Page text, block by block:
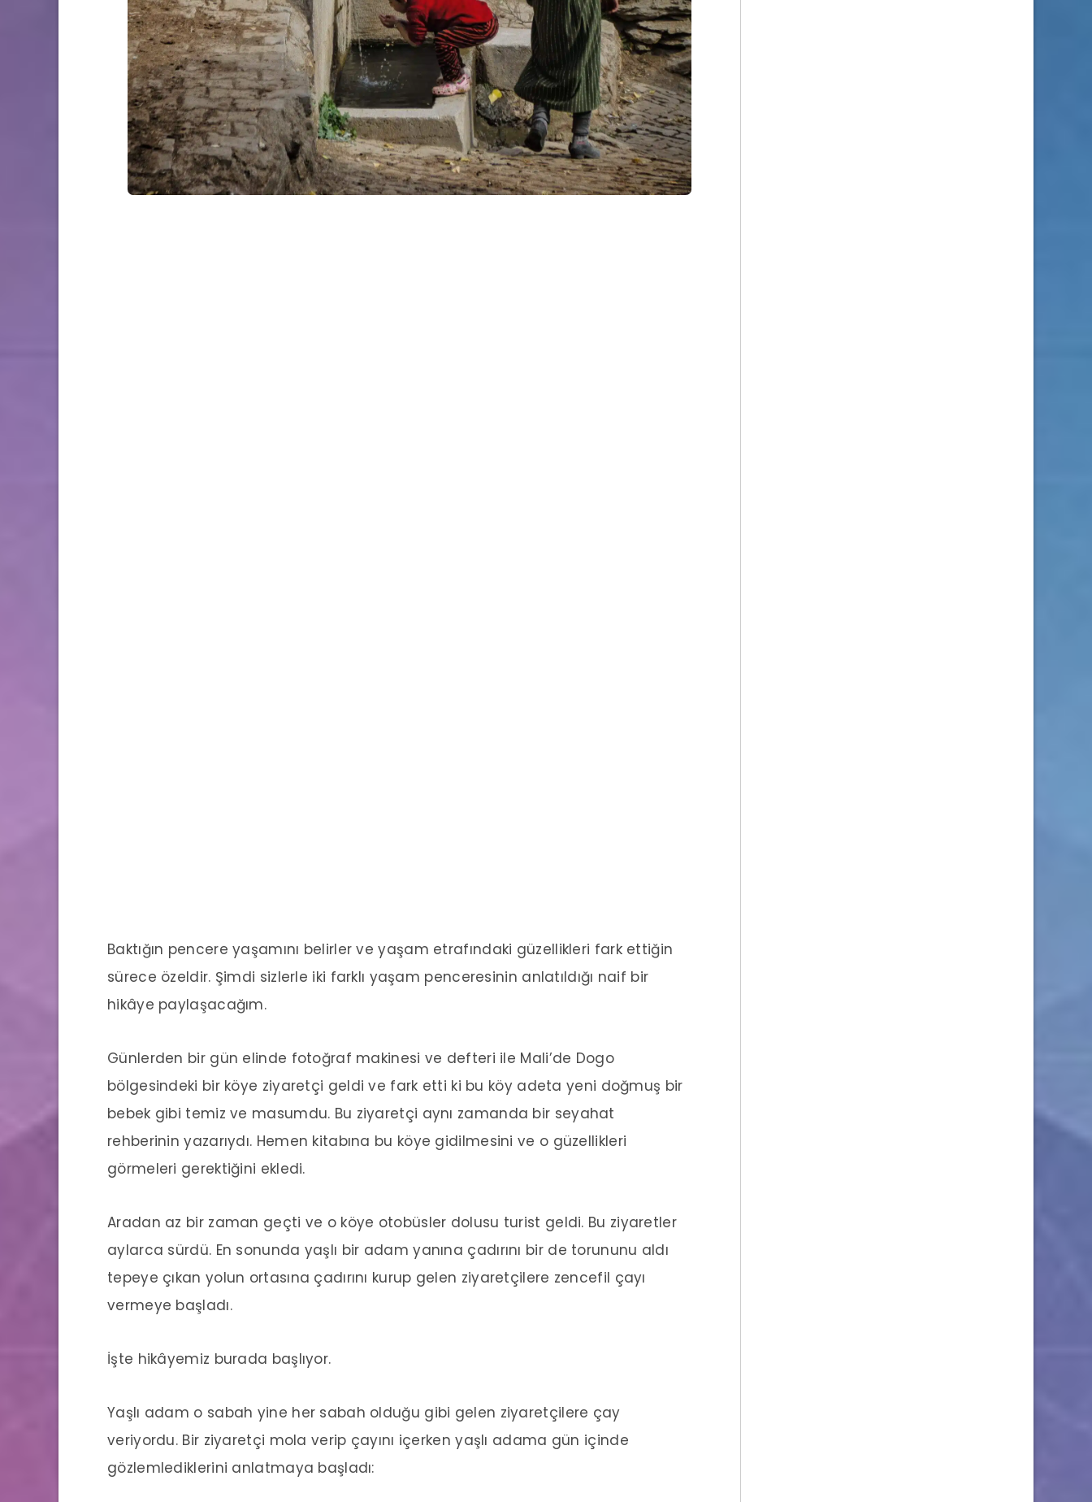
Baktığın pencere yaşamını belirler ve yaşam etrafındaki güzellikleri fark ettiğin
sürece özeldir. Şimdi sizlerle iki farklı yaşam penceresinin anlatıldığı naif bir
hikâye paylaşacağım.
Günlerden bir gün elinde fotoğraf makinesi ve defteri ile Mali’de Dogo
bölgesindeki bir köye ziyaretçi geldi ve fark etti ki bu köy adeta yeni doğmuş bir
bebek gibi temiz ve masumdu. Bu ziyaretçi aynı zamanda bir seyahat
rehberinin yazarıydı. Hemen kitabına bu köye gidilmesini ve o güzellikleri
görmeleri gerektiğini ekledi.
Aradan az bir zaman geçti ve o köye otobüsler dolusu turist geldi. Bu ziyaretler
aylarca sürdü. En sonunda yaşlı bir adam yanına çadırını bir de torununu aldı
tepeye çıkan yolun ortasına çadırını kurup gelen ziyaretçilere zencefil çayı
vermeye başladı.
İşte hikâyemiz burada başlıyor.
Yaşlı adam o sabah yine her sabah olduğu gibi gelen ziyaretçilere çay
veriyordu. Bir ziyaretçi mola verip çayını içerken yaşlı adama gün içinde
gözlemlediklerini anlatmaya başladı: